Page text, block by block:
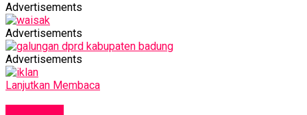
Advertisements
Advertisements
Advertisements
Lanjutkan Membaca